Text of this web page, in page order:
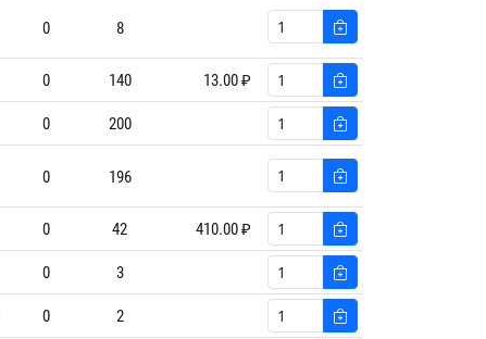
0 8
0 140 13.00 ₽
0 200
0 196
0 42 410.00 ₽
0 3
0 2